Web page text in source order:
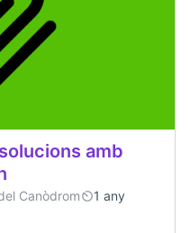
amb
Canòdrom
1 any